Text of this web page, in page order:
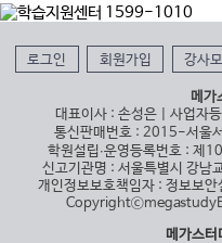
로그인 회원가입 강사
메가
대표이사 : 손성은 | 사업
통신판매번호 : 2015-서울
학원설립∙운영등록번호 : 제
신고기관명 : 서울특별시 강남
개인정보보호책임자 : 정보보안
메가스터